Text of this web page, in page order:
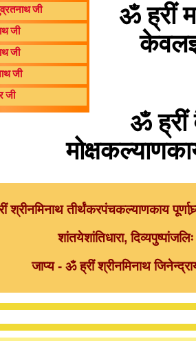
जी
जी
जी
जी
जी
ॐ ह्रीं
ॐ ह्रीं
श्रीनमिनाथ तीर्थंकरपंचकल्याणकाय
शांतयेशांतिधारा,
जाप्य - ॐ ह्रीं श्रीनमिनाथ